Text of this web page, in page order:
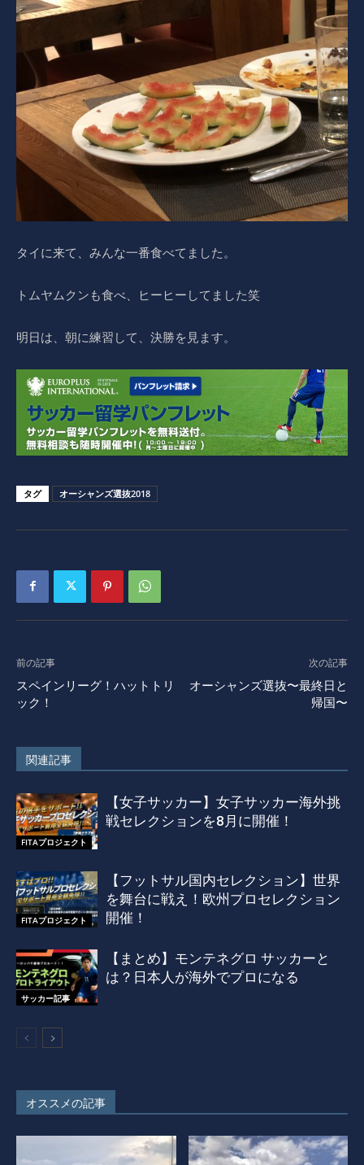
タイに来て、みんな一番食べてました。
トムヤムクンも食べ、ヒーヒーしてました笑
明日は、朝に練習して、決勝を見ます。
タグ オーシャンズ選抜2018
前の記事
スペインリーグ！ハットトリ
ック！
次の記事
オーシャンズ選抜〜最終日と
帰国〜
関連記事
FITAプロジェクト
【女子サッカー】女子サッカー海外挑
戦セレクションを8月に開催！
FITAプロジェクト
【フットサル国内セレクション】世界
を舞台に戦え！欧州プロセレクション
開催！
サッカー記事
【まとめ】モンテネグロ サッカーと
は？日本人が海外でプロになる
オススメの記事